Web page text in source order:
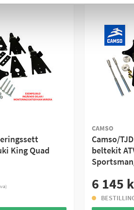
King Quad
CAMSO
Camso/
beltekit
6 145